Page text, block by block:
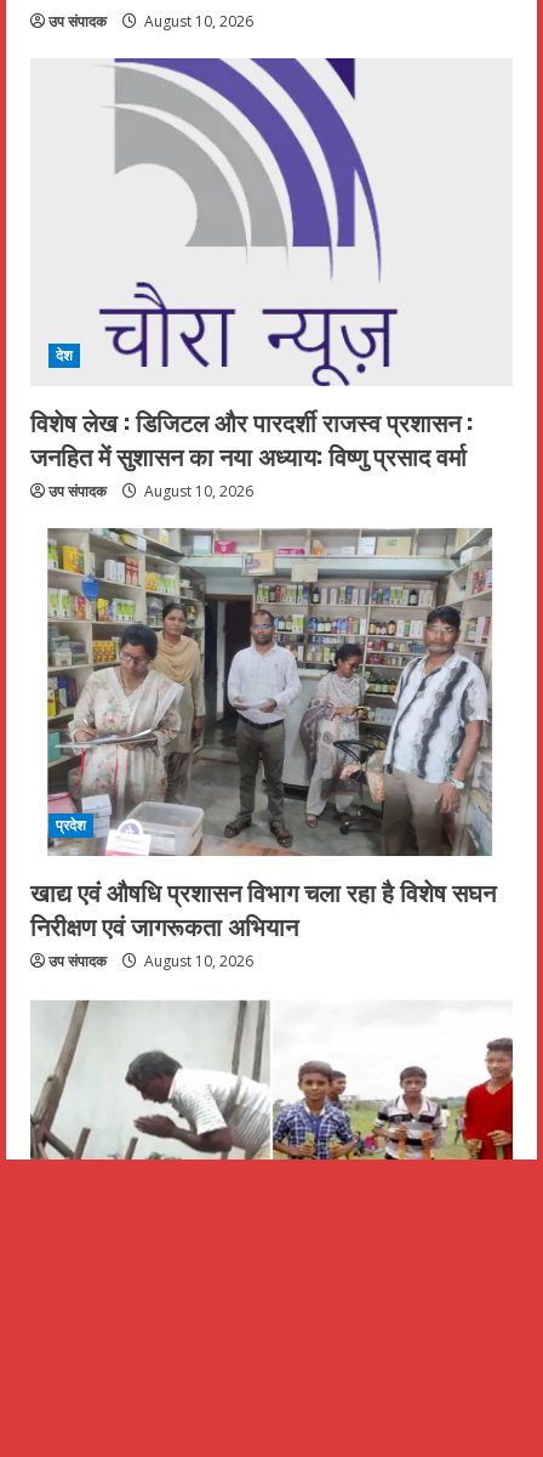
उप संपादक August 10, 2026
देश
विशेष लेख : डिजिटल और पारदर्शी राजस्व प्रशासन :
जनहित में सुशासन का नया अध्याय: विष्णु प्रसाद वर्मा
उप संपादक August 10, 2026
प्रदेश
खाद्य एवं औषधि प्रशासन विभाग चला रहा है विशेष सघन
निरीक्षण एवं जागरूकता अभियान
उप संपादक August 10, 2026